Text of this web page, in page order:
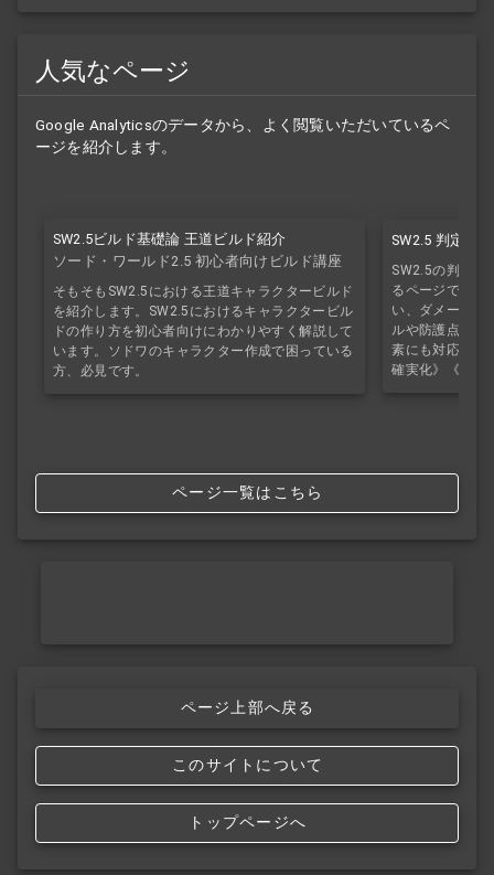
人気なページ
Google Analyticsのデータから、よく閲覧いただいているペ
ージを紹介します。
SW2.5ビルド基礎論 王道ビルド紹介
ソード・ワールド2.5 初心者向けビルド講座
そもそもSW2.5における王道キャラクタービルド
を紹介します。SW2.5におけるキャラクタービル
ドの作り方を初心者向けにわかりやすく解説して
います。ソドワのキャラクター作成で困っている
方、必見です。
SW2.5 判定シ
SW2.5の判定や
るページです。
い、ダメージの
ルや防護点、半
素にも対応して
確実化》《魔法
ページ一覧はこちら
ページ上部へ戻る
このサイトについて
トップページへ